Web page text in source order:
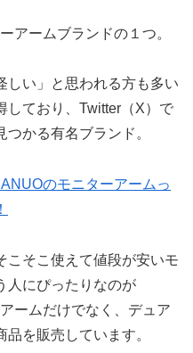
アームブランドの１つ。
しい」と思われる方も多い
しており、Twitter（X）で
かる有名ブランド。
のモニターアームっ
こそこ使えて値段が安いモ
人にぴったりなのが
ームだけでなく、デュア
を販売しています。